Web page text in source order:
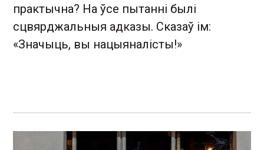
практычна? На ўсе пытанні былі
сцвярджальныя адказы. Сказаў ім:
«Значыць, вы нацыяналісты!»